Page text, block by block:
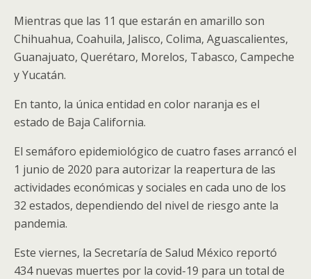
Mientras que las 11 que estarán en amarillo son
Chihuahua, Coahuila, Jalisco, Colima, Aguascalientes,
Guanajuato, Querétaro, Morelos, Tabasco, Campeche
y Yucatán.
En tanto, la única entidad en color naranja es el
estado de Baja California.
El semáforo epidemiológico de cuatro fases arrancó el
1 junio de 2020 para autorizar la reapertura de las
actividades económicas y sociales en cada uno de los
32 estados, dependiendo del nivel de riesgo ante la
pandemia.
Este viernes, la Secretaría de Salud México reportó
434 nuevas muertes por la covid-19 para un total de